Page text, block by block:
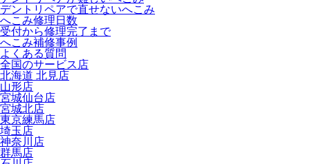
デントリペアで直せないへこみ
へこみ修理日数
受付から修理完了まで
へこみ補修事例
よくある質問
全国のサービス店
北海道 北見店
山形店
宮城仙台店
宮城北店
東京練馬店
埼玉店
神奈川店
群馬店